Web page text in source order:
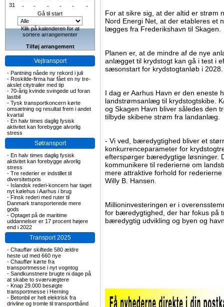
31
- - - - -
-
Gå til start
Klik på kalenderen for at
sortere arrangementer
Tilføj arrangement
Vejtransport
- Pantning nåede ny rekord i juli
- Roskilde-firma har fået en ny tre-
akslet citytrailer med tip
- 70-årig kvinde svingede ud foran
lastbil
- Tysk transportkoncern kørte
omsætning og resultat frem i andet
kvartal
- En halv times daglig fysisk
aktivitet kan forebygge alvorlig
stress
Søtransport
- En halv times daglig fysisk
aktivitet kan forebygge alvorlig
stress
- Tre rederier er indstillet til
diversitetspris
- Islandsk rederi-koncern har taget
nyt kølehus i Aarhus i brug
- Finsk rederi med ruter til
Danmark transporterede mere
gods
- Optaget på de maritime
uddannelser er 17 procent højere
end i 2022
Transport 2025
- Chauffør skiftede 580 ældre
heste ud med 660 nye
- Chauffør kørte fra
transportmesse i nyt vogntog
- Sandkunstnere brugte ni dage på
at skabe to sværvægtere
- Knap 29.000 besøgte
transportmesse i Herning
- Betonbil er helt elektrisk fra
drivline og tromle til transportbånd
For at sikre sig, at der altid er strøm
Nord Energi Net, at der etableres et
lægges fra Frederikshavn til Skagen.
Planen er, at de mindre af de nye
anlægget til krydstogt kan gå i test i
sæsonstart for krydstogtanløb i 2028.
I dag er Aarhus Havn er den eneste
landstrømsanlæg til krydstogtskibe.
og Skagen Havn bliver således den
tilbyde skibene strøm fra landanlæg.
- Vi ved, bæredygtighed bliver et
konkurrenceparameter for
efterspørger bæredygtige løsninger.
kommunikere til rederierne om
mere attraktive forhold for
Willy B. Hansen.
Millioninvesteringen er i
for bæredygtighed, der har fokus på
bæredygtig udvikling og byen og